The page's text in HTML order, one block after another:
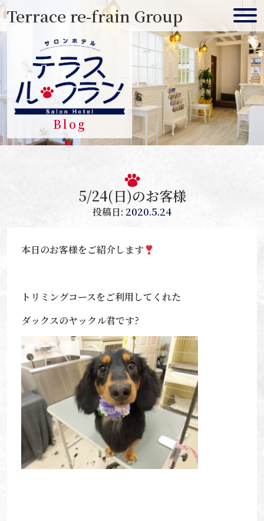
Skip
content
Terrace re-frain Group
Blog
5/24(日)のお客様
投稿日: 2020.5.24
本日のお客様をご紹介します
トリミングコースをご利用してくれた
ダックスのヤックル君です?